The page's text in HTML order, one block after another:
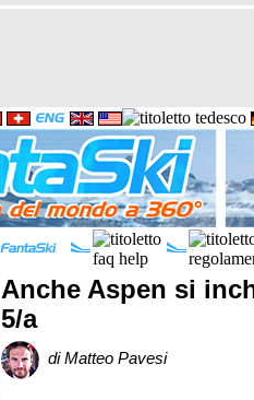
Anche Aspen si
5/a
di Matteo Pavesi